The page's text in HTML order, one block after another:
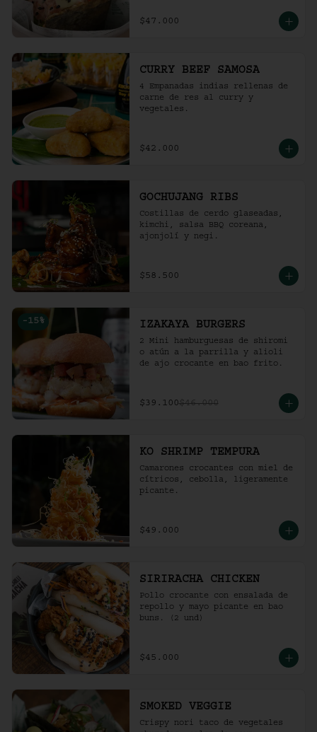
$47.000
CURRY BEEF SAMOSA
4 Empanadas indias rellenas de
carne de res al curry y
vegetales.
$42.000
GOCHUJANG RIBS
Costillas de cerdo glaseadas,
kimchi, salsa BBQ coreana,
ajonjolí y negi.
$58.500
-15 % IZAKAYA BURGERS
2 Mini hamburguesas de shiromi
o atún a la parrilla y alioli
de ajo crocante en bao frito.
$39.100$46.000
KO SHRIMP TEMPURA
Camarones crocantes con miel de
cítricos, cebolla, ligeramente
picante.
$49.000
SIRIRACHA CHICKEN
Pollo crocante con ensalada de
repollo y mayo picante en bao
buns. (2 und)
$45.000
SMOKED VEGGIE
Crispy nori taco de vegetales